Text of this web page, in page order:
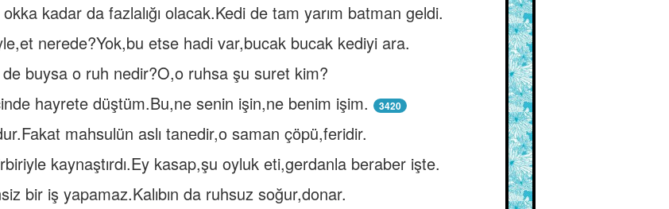
okka kadar da fazlalığı olacak.Kedi de tam yarım batman geldi.
nerede?Yok,bu etse hadi var,bucak bucak kediyi ara.
buysa o ruh nedir?O,o ruhsa şu suret kim?
hayrete düştüm.Bu,ne senin işin,ne benim işim.
3420
mahsulün aslı tanedir,o saman çöpü,feridir.
kaynaştırdı.Ey kasap,şu oyluk eti,gerdanla beraber işte.
bir iş yapamaz.Kalıbın da ruhsuz soğur,donar.